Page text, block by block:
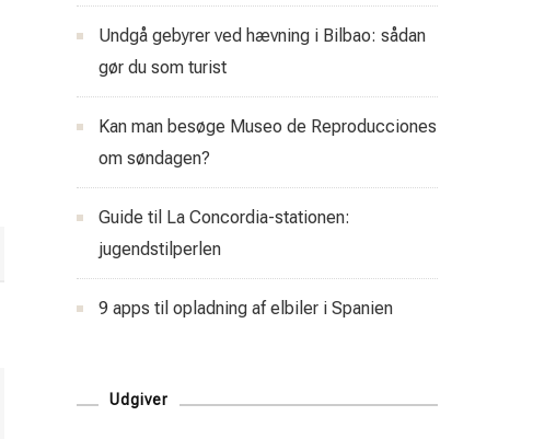
Undgå gebyrer ved hævning i Bilbao: sådan
gør du som turist
Kan man besøge Museo de Reproducciones
om søndagen?
Guide til La Concordia-stationen:
jugendstilperlen
9 apps til opladning af elbiler i Spanien
Udgiver